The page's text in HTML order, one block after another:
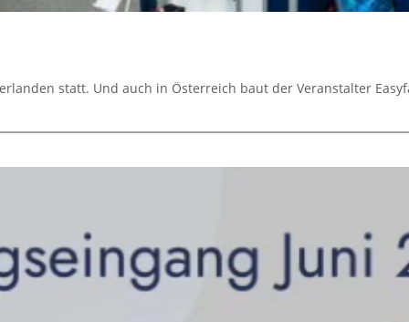
statt. Und auch in Österreich baut der Veranstalter